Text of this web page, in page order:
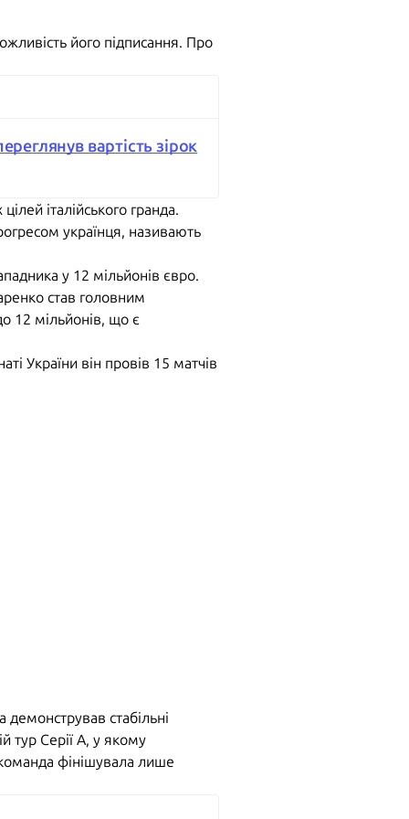
його підписання. Про
вартість зірок
італійського гранда.
українця, називають
у 12 мільйонів євро.
став головним
12 мільйонів, що є
України він провів 15 матчів
стабільні
тур Серії А, у якому
фінішувала лише